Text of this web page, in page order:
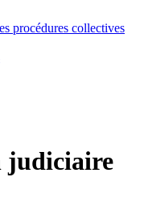
procédures collectives
judiciaire